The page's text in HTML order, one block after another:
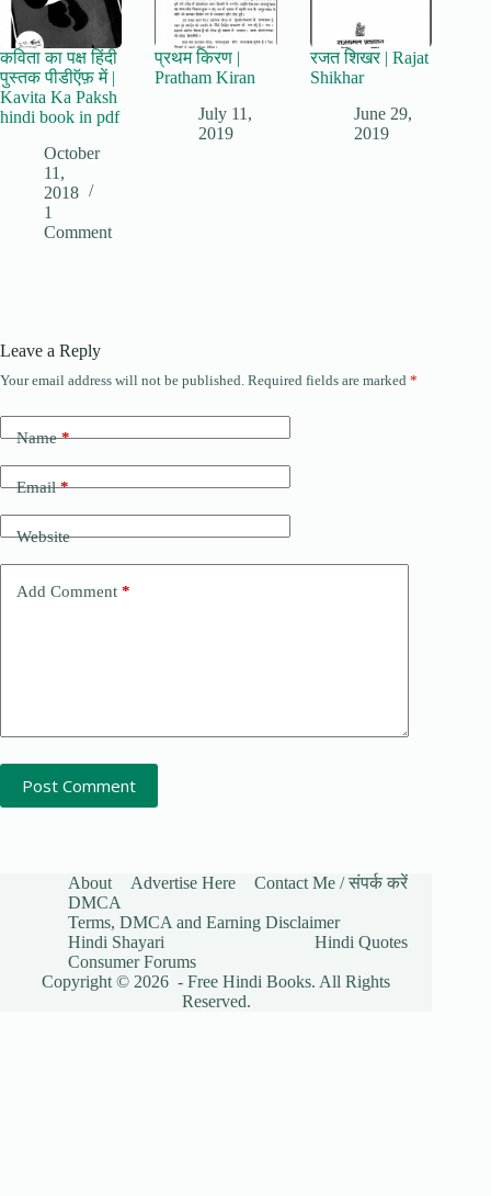
कविता का पक्ष हिंदी
पुस्तक पीडीऍफ़ में |
Kavita Ka Paksh
hindi book in pdf
October
11,
2018
1
Comment
प्रथम किरण |
Pratham Kiran
July 11,
2019
रजत शिखर | Rajat
Shikhar
June 29,
2019
Leave a Reply
Your email address will not be published. Required fields are marked *
Name*
Email*
Website
Add Comment *
Post Comment
About Advertise Here
Contact Me / संपर्क करें
DMCA
Terms, DMCA and Earning Disclaimer
Hindi Shayari
Hindi Quotes
Consumer Forums
Copyright © 2026 - Free Hindi Books. All Rights
Reserved.